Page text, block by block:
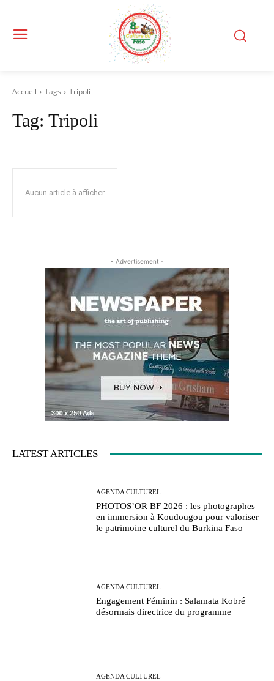
Accueil Tags Tripoli
Tag: Tripoli
Aucun article à afficher
- Advertisement -
LATEST ARTICLES
AGENDA CULTUREL
PHOTOS’OR BF 2026 : les photographes
en immersion à Koudougou pour valoriser
le patrimoine culturel du Burkina Faso
AGENDA CULTUREL
Engagement Féminin : Salamata Kobré
désormais directrice du programme
AGENDA CULTUREL